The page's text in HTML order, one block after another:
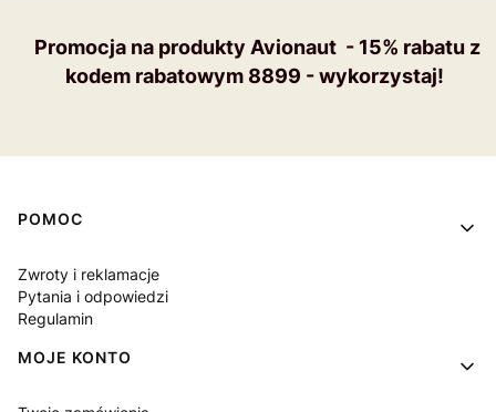
Promocja na produkty Avionaut - 15% rabatu z
kodem rabatowym 8899 - wykorzystaj!
Linki w stopce
POMOC
Zwroty i reklamacje
Pytania i odpowiedzi
Regulamin
MOJE KONTO